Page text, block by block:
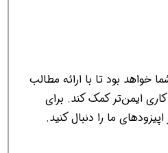
خواهد بود تا با ارائه مطالب
ایمن‌تر کمک کند. برای
ما را دنبال کنید.